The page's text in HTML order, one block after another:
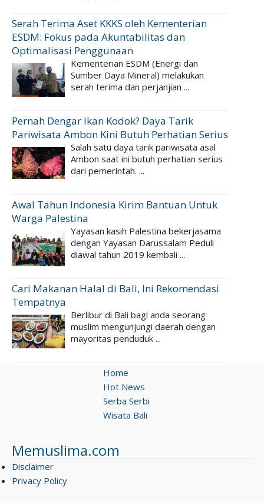
Serah Terima Aset KKKS oleh Kementerian
ESDM: Fokus pada Akuntabilitas dan
Optimalisasi Penggunaan
Kementerian ESDM (Energi dan
Sumber Daya Mineral) melakukan
serah terima dan perjanjian ...
Pernah Dengar Ikan Kodok? Daya Tarik
Pariwisata Ambon Kini Butuh Perhatian Serius
Salah satu daya tarik pariwisata asal
Ambon saat ini butuh perhatian serius
dari pemerintah. ...
Awal Tahun Indonesia Kirim Bantuan Untuk
Warga Palestina
Yayasan kasih Palestina bekerjasama
dengan Yayasan Darussalam Peduli
diawal tahun 2019 kembali ...
Cari Makanan Halal di Bali, Ini Rekomendasi
Tempatnya
Berlibur di Bali bagi anda seorang
muslim mengunjungi daerah dengan
mayoritas penduduk ...
Home
Hot News
Serba Serbi
Wisata Bali
Memuslima.com
Disclaimer
Privacy Policy